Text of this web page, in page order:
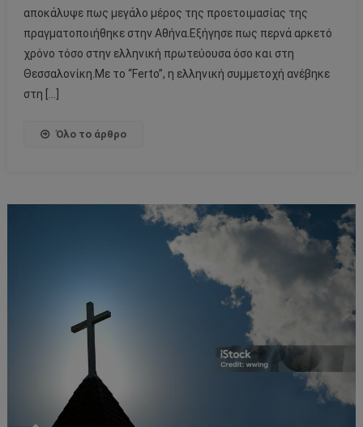
αποκάλυψε πως μεγάλο μέρος της προετοιμασίας της
πραγματοποιήθηκε στην Αθήνα.Εξήγησε πως περνά αρκετό
χρόνο τόσο στην ελληνική πρωτεύουσα όσο και στη
Θεσσαλονίκη.Με το “Ferto”, η ελληνική συμμετοχή ανέβηκε
στη […]
Όλο το άρθρο